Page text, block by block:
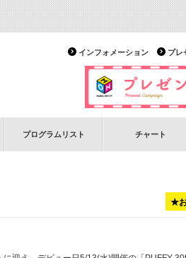
プレ
インフォメーション
プログラムリスト チャート
★お